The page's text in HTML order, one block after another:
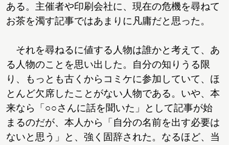
ある。主催者や印刷会社に、現在の危機を尋ねて
お茶を濁す記事ではあまりに凡庸だと思った。
それを尋ねるに値する人物は誰かと考えて、あ
る人物のことを思い出した。自分の知りうる限
り、もっとも古くからコミケに参加していて、ほ
とんど欠席したことがない人物である。いや、本
来なら「○○さんに話を聞いた」として記事が始
まるのだが、本人から「自分の名前を出す必要は
ないと思う」と、強く固辞された。なるほど、当